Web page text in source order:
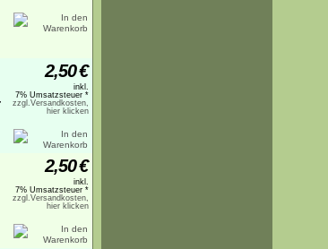
2,50€
inkl.
7% Umsatzsteuer *
zzgl.Versandkosten,
hier klicken
2,50€
inkl.
7% Umsatzsteuer *
zzgl.Versandkosten,
hier klicken